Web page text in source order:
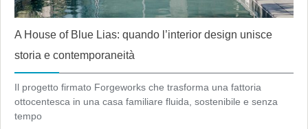
A House of Blue Lias: quando l’interior design unisce
storia e contemporaneità
Il progetto firmato Forgeworks che trasforma una fattoria
ottocentesca in una casa familiare fluida, sostenibile e senza
tempo